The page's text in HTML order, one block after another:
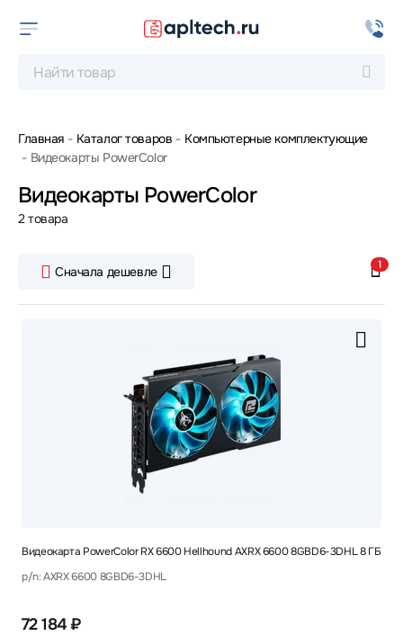
Главная Каталог товаров
Компьютерные комплектующие
Видеокарты PowerColor
Видеокарты PowerColor
2 товара
Сначала дешевле 1
Видеокарта PowerColor RX 6600 Hellhound AXRX 6600 8GBD6-3DHL 8 ГБ
p/n: AXRX 6600 8GBD6-3DHL
72 184 ₽